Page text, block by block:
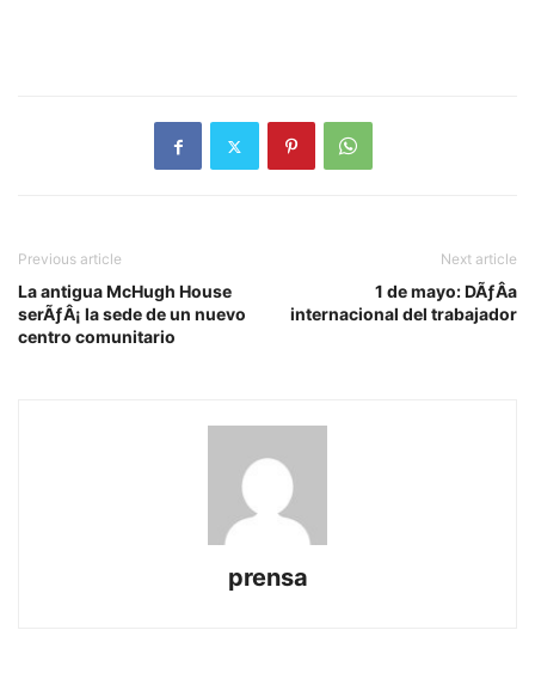
Previous article
La antigua McHugh House
serÃƒÂ¡ la sede de un nuevo
centro comunitario
Next article
1 de mayo: DÃƒÂ­a
internacional del trabajador
prensa